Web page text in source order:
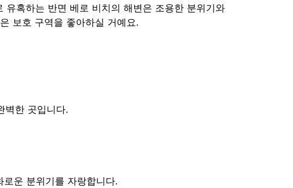
혹하는 반면 베로 비치의 해변은 조용한 분위기와
보호 구역을 좋아하실 거예요.
벽한 곳입니다.
운 분위기를 자랑합니다.